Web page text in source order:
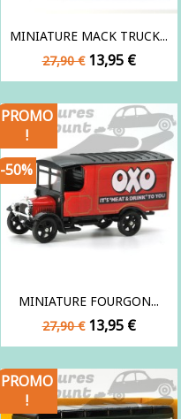
MINIATURE MACK TRUCK...
Prix
de
27,90 € Prix
13,95 €
MINIATURE FOURGON...
Prix
de
27,90 € Prix
13,95 €
PROMO
!
-50%
PROMO
!